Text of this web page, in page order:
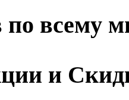
по всему
и